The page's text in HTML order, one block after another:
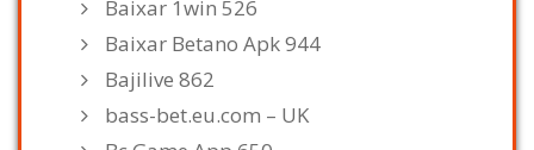
Baixar 1win 526
Baixar Betano Apk 944
Bajilive 862
bass-bet.eu.com – UK